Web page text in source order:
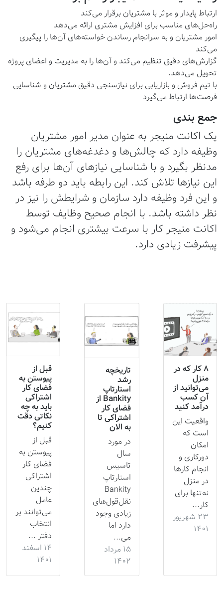
ارتباط پایدار و موثر با مشتریان برقرار می‌کند
راه‌حل‌های مناسب برای افزایش مشتری ارائه می‌دهد
امور مشتریان و به سرانجام رساندن خواسته‌های آن‌ها را پیگیری
می‌کند
گزارش‌های دقیق تنظیم می‌کند و آن‌ها را به مدیریت و اعضای پروژه
تحویل می‌دهد.
با تیم فروش و بازاریابی برای نیازسنجی دقیق مشتریان و شناسایی
فرصت‌ها ارتباط می‌گیرد
جمع بندی
یک اکانت منیجر به عنوان مدیر امور مشتریان
وظیفه دارد که چالش‌ها و دغدغه‌های مشتریان را
مدنظر بگیرد و با شناسایی نیازهای آن‌ها برای رفع
این نیازها تلاش کند. این رابطه باید دو طرفه باشد
و این فرد وظیفه دارد سازمان و شرایطش را نیز در
نظر داشته باشد. با انجام صحیح وظایف توسط
اکانت منیجر کار با سرعت بیشتری انجام می‌شود و
پیشرفت زیادی دارد.
8 کار که در
منزل
می‌توانید از
آن‌ کسب
درآمد کنید
واقعیت این
است که
امکان
دورکاری و
انجام کارها
در منزل
نه‌تنها برای
کار...
۲۳ شهریور
۱۴۰۱
تاریخچه
رشد
استارتاپ
Bankity از
فضای کار
اشتراکی تا
به الان
در مورد
سال
تاسیس
استارتاپ
Bankity
نقل‌قول‌های
زیادی وجود
دارد اما
می‌...
۱۵ مرداد
۱۴۰۲
قبل از
پیوستن به
فضای کار
اشتراکی
باید به چه
نکاتی دقت
کنیم؟
قبل از
پیوستن به
فضای کار
اشتراکی
چندین
عامل
می‌توانند بر
انتخاب
دفتر ...
۱۴ اسفند
۱۴۰۱